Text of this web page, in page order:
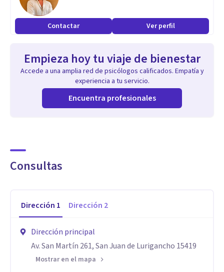
Contactar Ver perfil
Empieza hoy tu viaje de bienestar
Accede a una amplia red de psicólogos calificados. Empatía y
experiencia a tu servicio.
Encuentra profesionales
Consultas
Dirección 1 Dirección 2
Dirección principal
Av. San Martín 261, San Juan de Lurigancho 15419
Mostrar en el mapa